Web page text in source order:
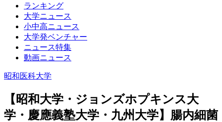
ランキング
大学ニュース
小中高ニュース
大学発ベンチャー
ニュース特集
動画ニュース
昭和医科大学
【昭和大学・ジョンズホプキンス大
学・慶應義塾大学・九州大学】腸内細菌